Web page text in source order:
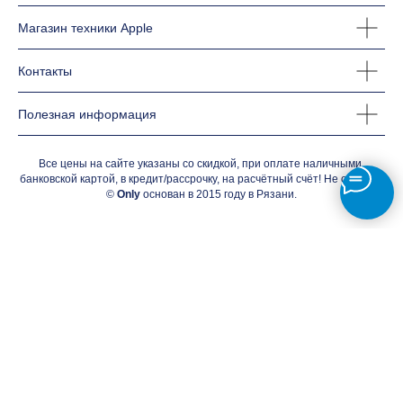
Магазин техники Apple
Контакты
Полезная информация
Все цены на сайте указаны со скидкой, при оплате наличными,
банковской картой, в кредит/рассрочку, на расчётный счёт! Не оферта.
© Only основан в 2015 году в Рязани.